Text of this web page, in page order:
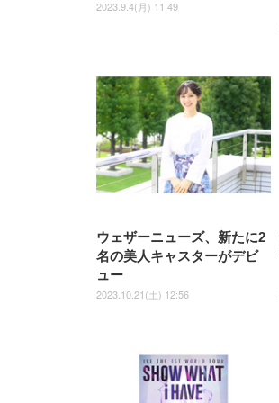
2023.9.4(月) 11:49
ウェザーニューズ、新たに2
名の美人キャスターがデビ
ュー
2023.10.21(土) 12:56